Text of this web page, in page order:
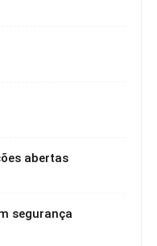
abertas
segurança